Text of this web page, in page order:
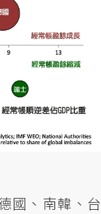
國、南韓、台